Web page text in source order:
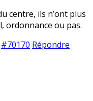
centre, ils n’ont plus
ordonnance ou pas.
#70170 Répondre